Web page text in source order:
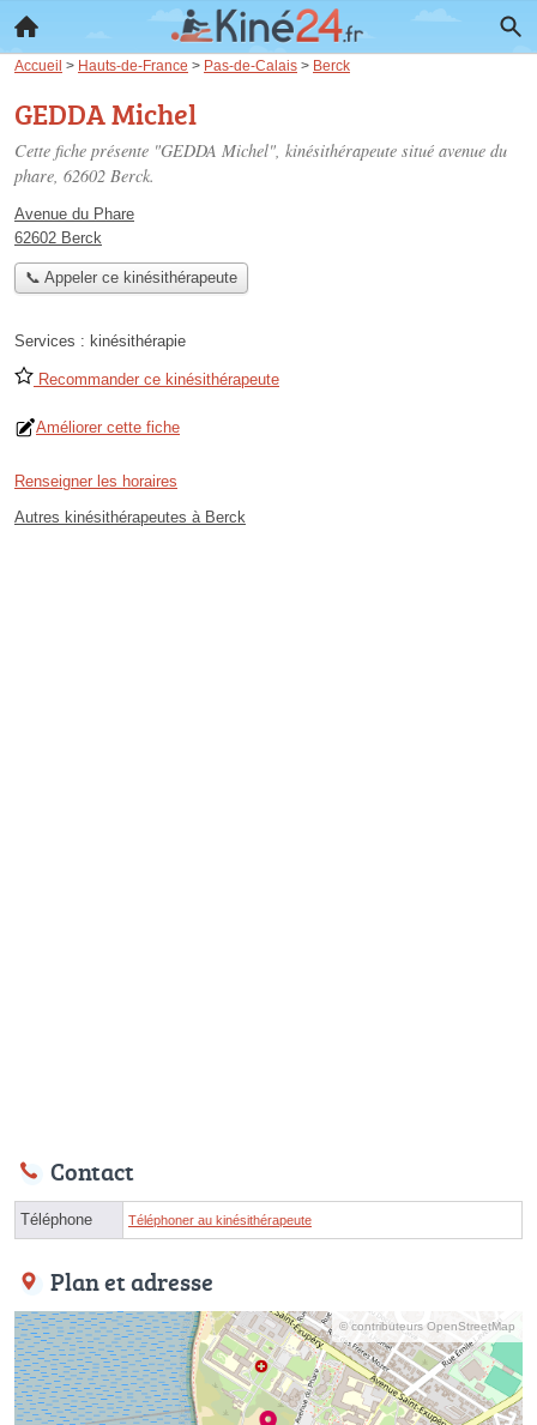
Accueil > Hauts-de-France > Pas-de-Calais > Berck
GEDDA Michel
Cette fiche présente "GEDDA Michel", kinésithérapeute situé avenue du
phare, 62602 Berck.
Avenue du Phare
62602 Berck
📞 Appeler ce kinésithérapeute
Services : kinésithérapie
Recommander ce kinésithérapeute
Améliorer cette fiche
Renseigner les horaires
Autres kinésithérapeutes à Berck
Contact
Téléphone Téléphoner au kinésithérapeute
Plan et adresse
© contributeurs OpenStreetMap